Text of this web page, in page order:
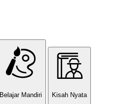
Belajar Mandiri Kisah Nyata